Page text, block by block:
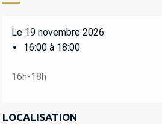
Le 19 novembre 2026
16:00 à 18:00
16h-18h
LOCALISATION